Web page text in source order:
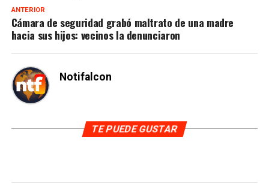
ANTERIOR
Cámara de seguridad grabó maltrato de una madre
hacia sus hijos: vecinos la denunciaron
Notifalcon
TE PUEDE GUSTAR